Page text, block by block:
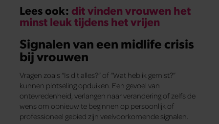
Lees ook: dit vinden vrouwen het
minst leuk tijdens het vrijen
Signalen van een midlife crisis
bij vrouwen
Vragen zoals “Is dit alles?” of “Wat heb ik gemist?”
kunnen plotseling opduiken. Een gevoel van
ontevredenheid, verlangen naar verandering of zelfs de
wens om opnieuw te beginnen op persoonlijk of
professioneel gebied zijn veelvoorkomende signalen.